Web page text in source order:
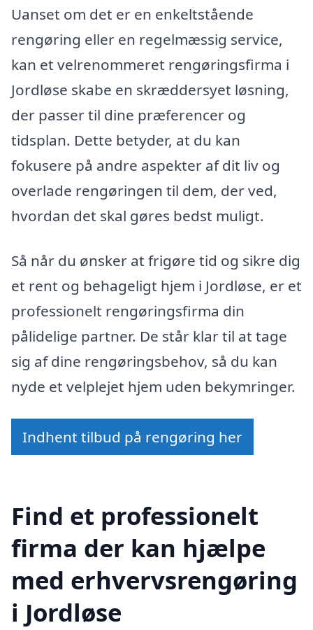
Uanset om det er en enkeltstående
rengøring eller en regelmæssig service,
kan et velrenommeret rengøringsfirma i
Jordløse skabe en skræddersyet løsning,
der passer til dine præferencer og
tidsplan. Dette betyder, at du kan
fokusere på andre aspekter af dit liv og
overlade rengøringen til dem, der ved,
hvordan det skal gøres bedst muligt.
Så når du ønsker at frigøre tid og sikre dig
et rent og behageligt hjem i Jordløse, er et
professionelt rengøringsfirma din
pålidelige partner. De står klar til at tage
sig af dine rengøringsbehov, så du kan
nyde et velplejet hjem uden bekymringer.
Indhent tilbud på rengøring her
Find et professionelt
firma der kan hjælpe
med erhvervsrengøring
i Jordløse